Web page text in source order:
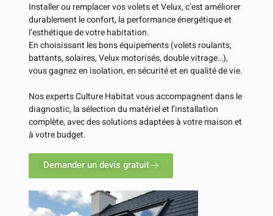
Installer ou remplacer vos volets et Velux, c’est améliorer
durablement le confort, la performance énergétique et
l’esthétique de votre habitation.
En choisissant les bons équipements (volets roulants,
battants, solaires, Velux motorisés, double vitrage…),
vous gagnez en isolation, en sécurité et en qualité de vie.
Nos experts Culture Habitat vous accompagnent dans le
diagnostic, la sélection du matériel et l’installation
complète, avec des solutions adaptées à votre maison et
à votre budget.
Demander un devis gratuit